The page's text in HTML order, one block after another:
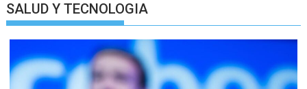
SALUD Y TECNOLOGIA